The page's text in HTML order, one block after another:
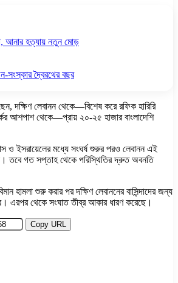
আনার হত্যায় নতুন মোড়
সংস্কার দ্বৈরথের বছর
দক্ষিণ লেবানন থেকে—বিশেষ করে রফিক হারিরি
আশপাশ থেকে—প্রায় ২০-২৫ হাজার বাংলাদেশি
ও ইসরায়েলের মধ্যে সংঘর্ষ শুরুর পরও লেবানন এই
তবে গত সপ্তাহ থেকে পরিস্থিতির দ্রুত অবনতি
হামলা শুরু করার পর দক্ষিণ লেবাননের বাসিন্দাদের জন্য
এরপর থেকে সংঘাত তীব্র আকার ধারণ করেছে।
Copy URL